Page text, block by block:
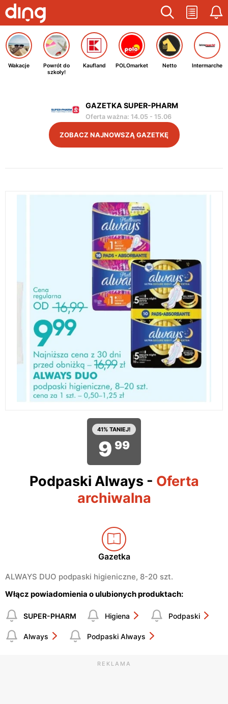
Wakacje
Powrót do
szkoły!
Kaufland POLOmarket Netto Intermarche
GAZETKA SUPER-PHARM
Oferta ważna: 14.05 - 15.06
ZOBACZ NAJNOWSZĄ GAZETKĘ
41% TANIEJ!
9 99
Podpaski Always- Oferta
archiwalna
Gazetka
ALWAYS DUO podpaski higieniczne, 8-20 szt.
Włącz powiadomienia o ulubionych produktach:
SUPER-PHARM Higiena Podpaski
Always Podpaski Always
REKLAMA